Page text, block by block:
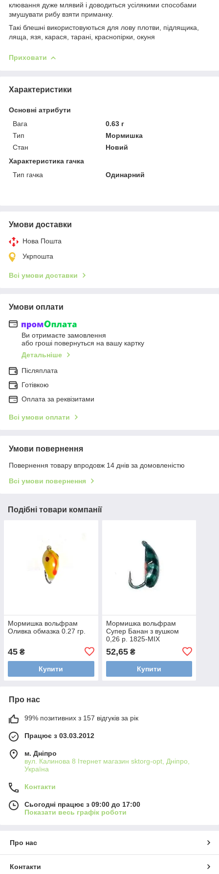
клювання дуже млявий і доводиться усілякими способами
змушувати рибу взяти приманку.
Такі блешні використовуються для лову плотви, підлящика,
ляща, язя, карася, тарані, краснопірки, окуня
Приховати
Характеристики
Основні атрибути
Вага
0.63 г
Тип
Мормишка
Стан
Новий
Характеристика гачка
Тип гачка
Одинарний
Умови доставки
Нова Пошта
Укрпошта
Всі умови доставки
Умови оплати
Ви отримаєте замовлення
або гроші повернуться на вашу картку
Детальніше
Післяплата
Готівкою
Оплата за реквізитами
Всі умови оплати
Умови повернення
Повернення товару впродовж 14 днів за домовленістю
Всі умови повернення
Подібні товари компанії
Мормишка вольфрам
Оливка обмазка 0.27 гр.
45 ₴
Купити
Мормишка вольфрам
Супер Банан з вушком
0,26 р. 1825-MIX
52,65₴
Купити
Про нас
99% позитивних з 157 відгуків за рік
Працює з 03.03.2012
м. Дніпро
вул. Калинова 8 Ітернет магазин sktorg-opt, Дніпро,
Україна
Контакти
Сьогодні працює з 09:00 до 17:00
Показати весь графік роботи
Про нас
Контакти